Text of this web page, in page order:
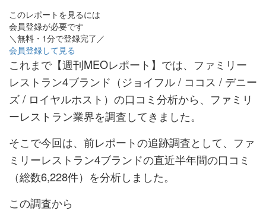
このレポートを見るには
会員登録が必要です
＼無料・1分で登録完了／
会員登録して見る
これまで【週刊MEOレポート】では、ファミリー
レストラン4ブランド（ジョイフル / ココス / デニー
ズ / ロイヤルホスト）の口コミ分析から、ファミリ
ーレストラン業界を調査してきました。
そこで今回は、前レポートの追跡調査として、ファ
ミリーレストラン4ブランドの直近半年間の口コミ
（総数6,228件）を分析しました。
この調査から